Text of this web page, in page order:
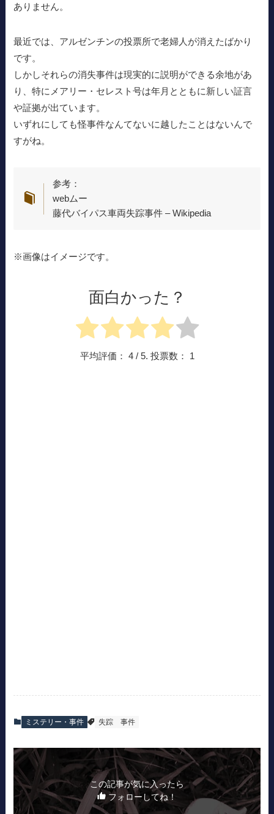
ありません。
最近では、アルゼンチンの投票所で老婦人が消えたばかり
です。
しかしそれらの消失事件は現実的に説明ができる余地があ
り、特にメアリー・セレスト号は年月とともに新しい証言
や証拠が出ています。
いずれにしても怪事件なんてないに越したことはないんで
すがね。
参考：
webムー
藤代バイパス車両失踪事件 – Wikipedia
※画像はイメージです。
面白かった？
平均評価： 4/ 5. 投票数： 1
ミステリー・事件 失踪 事件
この記事が気に入ったら
フォローしてね！